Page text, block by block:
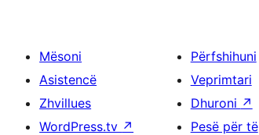
Mësoni
Asistencë
Zhvillues
WordPress.tv ↗
Përfshihuni
Veprimtari
Dhuroni ↗
Pesë për të